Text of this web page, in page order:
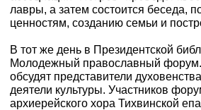
лавры, а затем состоится беседа,
ценностям, созданию семьи и
В тот же день в Президентской
Молодежный православный
обсудят представители
деятели культуры. Участников
архиерейского хора Тихвинской